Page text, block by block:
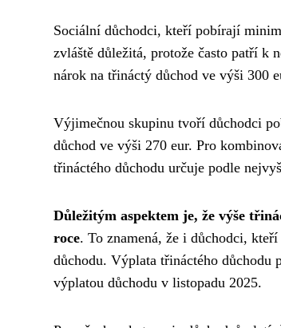
Sociální důchodci, kteří pobírají
zvláště důležitá, protože často patří k
nárok na třináctý důchod ve výši 300
Výjimečnou skupinu tvoří důchodci
důchod ve výši 270 eur. Pro
třináctého důchodu určuje podle
Důležitým aspektem je, že výše
roce. To znamená, že i důchodci,
důchodu. Výplata třináctého důchodu
výplatou důchodu v listopadu 2025.